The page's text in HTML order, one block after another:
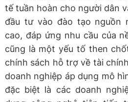
tế tuần hoàn cho người dân
đầu tư vào đào tạo nguồn
cao, đáp ứng nhu cầu của
cũng là một yếu tố then
chính sách hỗ trợ về tài
doanh nghiệp áp dụng mô
đặc biệt là các doanh